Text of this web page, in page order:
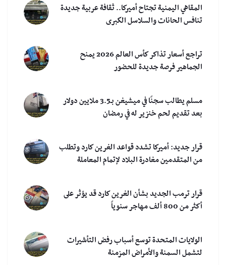
المقاهي اليمنية تجتاح أميركا.. ثقافة عربية جديدة
تنافس الحانات والسلاسل الكبرى
تراجع أسعار تذاكر كأس العالم 2026 يمنح
الجماهير فرصة جديدة للحضور
مسلم يطالب سجنًا في ميشيغن بـ3.5 ملايين دولار
بعد تقديم لحم خنزير له في رمضان
قرار جديد: أميركا تشدد قواعد الغرين كارد وتطلب
من المتقدمين مغادرة البلاد لإتمام المعاملة
قرار ترمب الجديد بشأن الغرين كارد قد يؤثر على
أكثر من 800 ألف مهاجر سنوياً
الولايات المتحدة توسع أسباب رفض التأشيرات
لتشمل السمنة والأمراض المزمنة